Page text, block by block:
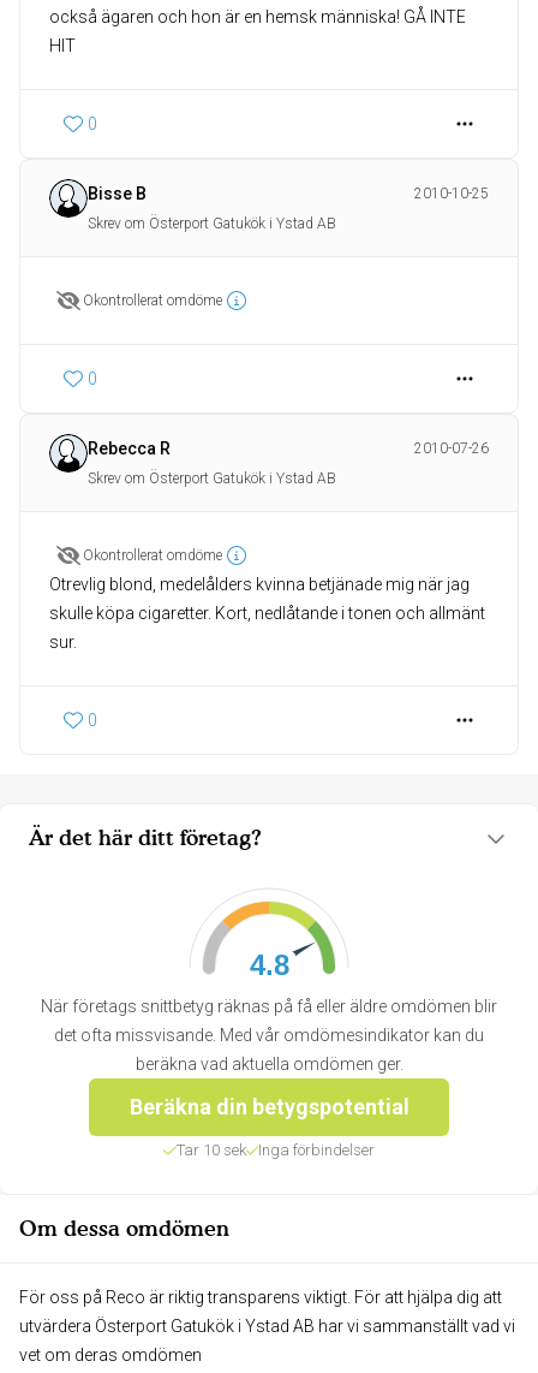
Är det här ditt företag?
4.8
När företags snittbetyg räknas på få eller äldre omdömen blir
det ofta missvisande. Med vår omdömesindikator kan du
beräkna vad aktuella omdömen ger.
Beräkna din betygspotential
Tar 10 sek Inga förbindelser
Om dessa omdömen
För oss på Reco är riktig transparens viktigt. För att hjälpa dig att
utvärdera Österport Gatukök i Ystad AB har vi sammanställt vad vi
vet om deras omdömen
också ägaren och hon är en hemsk människa! GÅ INTE
HIT
0
Bisse B
2010-10-25
Skrev om Österport Gatukök i Ystad AB
Okontrollerat omdöme
0
Rebecca R
2010-07-26
Skrev om Österport Gatukök i Ystad AB
Okontrollerat omdöme
Otrevlig blond, medelålders kvinna betjänade mig när jag
skulle köpa cigaretter. Kort, nedlåtande i tonen och allmänt
sur.
0